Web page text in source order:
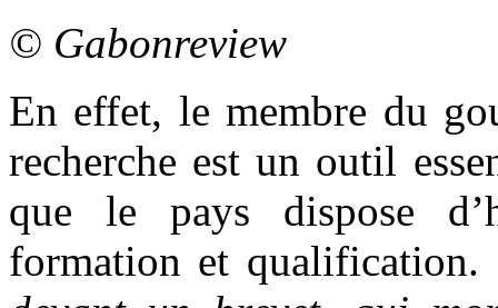
© Gabonreview
En effet, le membre du
recherche est un outil
que le pays dispose
formation et qualification.